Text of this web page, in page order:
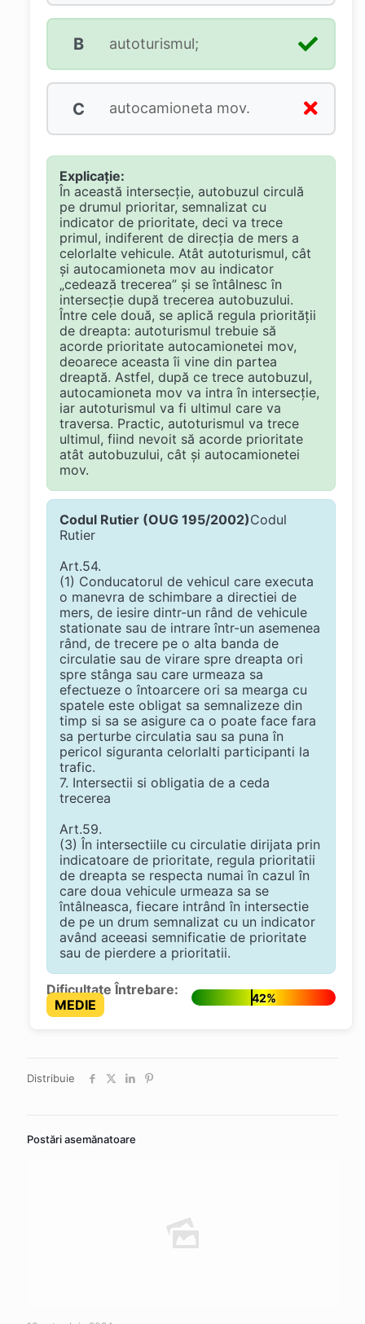
B autoturismul;
C autocamioneta mov.
Explicație:
În această intersecție, autobuzul circulă
pe drumul prioritar, semnalizat cu
indicator de prioritate, deci va trece
primul, indiferent de direcția de mers a
celorlalte vehicule. Atât autoturismul, cât
și autocamioneta mov au indicator
„cedează trecerea” și se întâlnesc în
intersecție după trecerea autobuzului.
Între cele două, se aplică regula priorității
de dreapta: autoturismul trebuie să
acorde prioritate autocamionetei mov,
deoarece aceasta îi vine din partea
dreaptă. Astfel, după ce trece autobuzul,
autocamioneta mov va intra în intersecție,
iar autoturismul va fi ultimul care va
traversa. Practic, autoturismul va trece
ultimul, fiind nevoit să acorde prioritate
atât autobuzului, cât și autocamionetei
mov.
Codul Rutier (OUG 195/2002)Codul
Rutier
Art.54.
(1) Conducatorul de vehicul care executa
o manevra de schimbare a directiei de
mers, de iesire dintr-un rând de vehicule
stationate sau de intrare într-un asemenea
rând, de trecere pe o alta banda de
circulatie sau de virare spre dreapta ori
spre stânga sau care urmeaza sa
efectueze o întoarcere ori sa mearga cu
spatele este obligat sa semnalizeze din
timp si sa se asigure ca o poate face fara
sa perturbe circulatia sau sa puna în
pericol siguranta celorlalti participanti la
trafic.
7. Intersectii si obligatia de a ceda
trecerea
Art.59.
(3) În intersectiile cu circulatie dirijata prin
indicatoare de prioritate, regula prioritatii
de dreapta se respecta numai în cazul în
care doua vehicule urmeaza sa se
întâlneasca, fiecare intrând în intersectie
de pe un drum semnalizat cu un indicator
având aceeasi semnificatie de prioritate
sau de pierdere a prioritatii.
Dificultate Întrebare:
MEDIE
42%
Distribuie
Postări asemănatoare